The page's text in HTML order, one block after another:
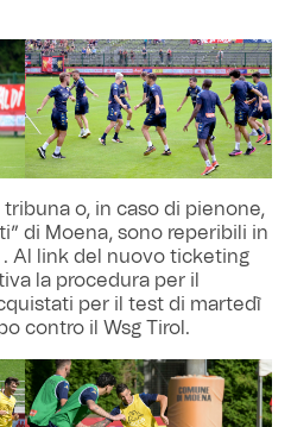
tribuna o, in caso di pienone,
di Moena, sono reperibili in
. Al link del nuovo ticketing
la procedura per il
per il test di martedì
contro il Wsg Tirol.